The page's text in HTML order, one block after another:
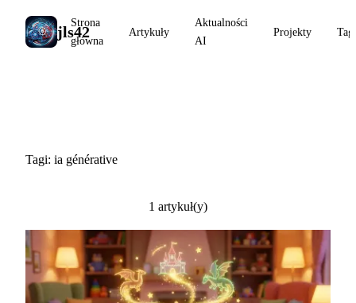
jls42
Strona
główna
Artykuły
Aktualności
AI
Projekty Tagi
Tagi: ia générative
1 artykuł(y)